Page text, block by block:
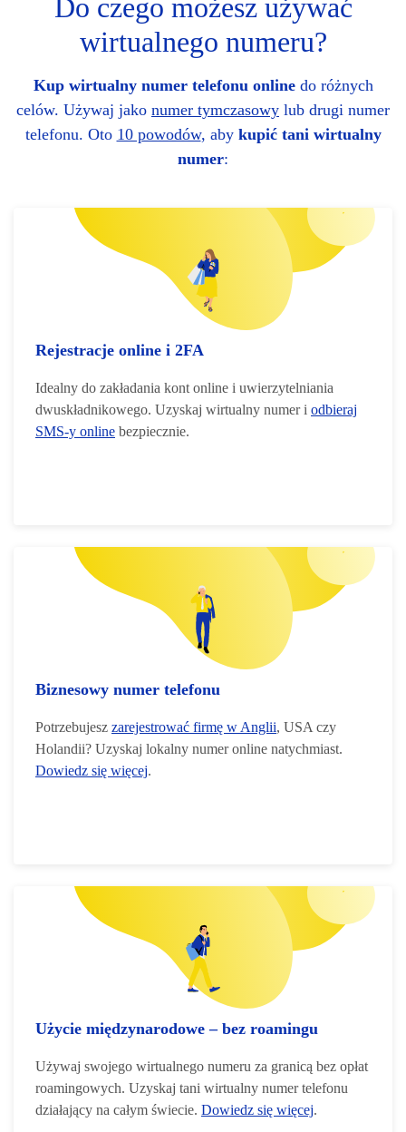
Do czego możesz używać
wirtualnego numeru?
Kup wirtualny numer telefonu onlinedo różnych
celów. Używaj jako numer tymczasowy lub drugi numer
telefonu. Oto 10 powodów, aby kupić tani wirtualny
numer:
Rejestracje online i 2FA
Idealny do zakładania kont online i uwierzytelniania
dwuskładnikowego. Uzyskaj wirtualny numer i odbieraj
SMS-y online bezpiecznie.
Biznesowy numer telefonu
Potrzebujesz zarejestrować firmę w Anglii, USA czy
Holandii? Uzyskaj lokalny numer online natychmiast.
Dowiedz się więcej.
Użycie międzynarodowe – bez roamingu
Używaj swojego wirtualnego numeru za granicą bez opłat
roamingowych. Uzyskaj tani wirtualny numer telefonu
działający na całym świecie. Dowiedz się więcej.